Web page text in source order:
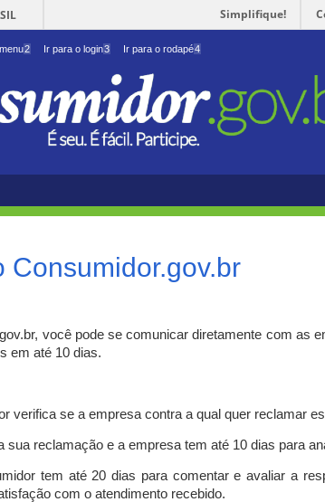
Simplifique!
2 Ir para o login3 Ir para o rodapé4
Consumidor.gov.br
você pode se comunicar diretamente com as
em até 10 dias.
verifica se a empresa contra a qual quer reclamar
sua reclamação e a empresa tem até 10 dias para
tem até 20 dias para comentar e avaliar a
com o atendimento recebido.